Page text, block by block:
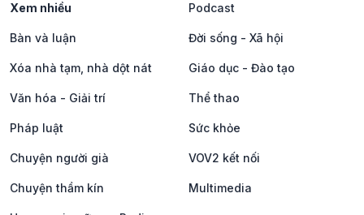
Xem nhiều Podcast
Bàn và luận Đời sống - Xã hội
Xóa nhà tạm, nhà dột nát Giáo dục - Đào tạo
Văn hóa - Giải trí Thể thao
Pháp luật Sức khỏe
Chuyện người già VOV2 kết nối
Chuyện thầm kín Multimedia